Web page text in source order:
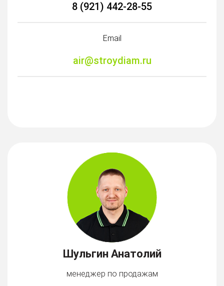
8 (921) 442-28-55
Email
air@stroydiam.ru
Шульгин Анатолий
менеджер по продажам